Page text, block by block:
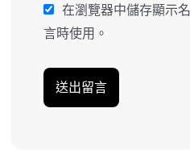
在瀏覽器中儲存顯示
言時使用。